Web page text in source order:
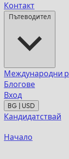
Контакт
Пътеводител
Международни
Блогове
Вход
BG | USD
Кандидатствай
Начало